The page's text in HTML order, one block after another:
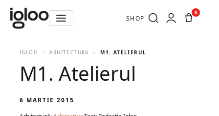
SHOP
0
IGLOO ARHITECTURA M1. ATELIERUL
M1. Atelierul
6 MARTIE 2015